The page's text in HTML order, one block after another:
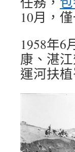
10月，
1958年6
康、湛
運河扶